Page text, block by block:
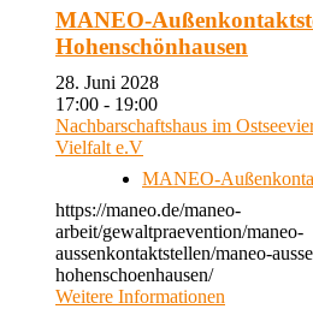
MANEO-
Hohenschönhausen
28. Juni 2028
17:00 - 19:00
Nachbarschaftshaus im
Vielfalt e.V
MANEO-
https://maneo.de/maneo-
arbeit/gewaltpraevention/maneo-
aussenkontaktstellen/maneo-
hohenschoenhausen/
Weitere Informationen